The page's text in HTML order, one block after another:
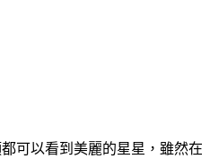
可以看到美麗的星星，雖然在